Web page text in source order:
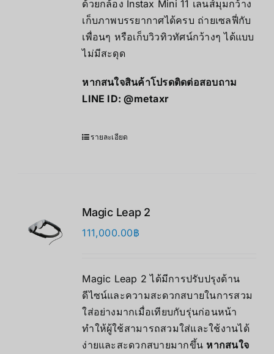
ด้วยกล้อง Instax Mini 11 เลนส์มุมกว้าง
เก็บภาพบรรยากาศได้ครบ ถ่ายเซลฟี่กับ
เพื่อนๆ หรือเก็บวิวทิวทัศน์กว้างๆ ได้แบบ
ไม่มีสะดุด
หากสนใจสินค้าโปรดติดต่อสอบถาม
LINE ID:@metaxr
รายละเอียด
Magic Leap 2
111,000.00฿
Magic Leap 2 ได้มีการปรับปรุงด้าน
ดีไซน์และความสะดวกสบายในการสวม
ใส่อย่างมากเมื่อเทียบกับรุ่นก่อนหน้า
ทำให้ผู้ใช้สามารถสวมใส่และใช้งานได้
ง่ายและสะดวกสบายมากขึ้น หากสนใจ